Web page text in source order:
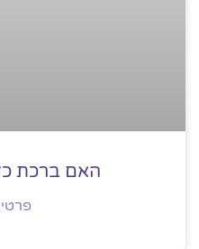
האם ברכת